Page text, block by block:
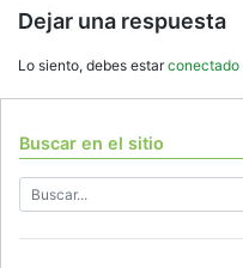
Dejar una respuesta
Lo siento, debes estarconectado
Buscar en el sitio